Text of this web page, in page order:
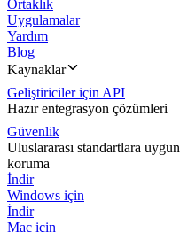
Ortaklık
Uygulamalar
Yardım
Blog
Kaynaklar
Geliştiriciler için API
Hazır entegrasyon çözümleri
Güvenlik
Uluslararası standartlara uygun
koruma
İndir
Windows için
İndir
Mac için